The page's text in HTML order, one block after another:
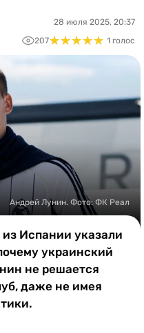
ЛЧ
ЧЕ-2028
Букмекеры
Казино
28 июля 2025, 20:37
207★★★★★
★★★★★ 1 голос
Андрей Лунин. Фото: ФК Реал
Испании указали
украинский
не решается
даже не имея